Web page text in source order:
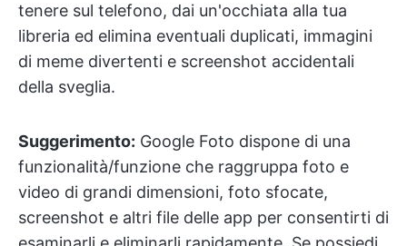
tenere sul telefono, dai un'occhiata alla tua
libreria ed elimina eventuali duplicati, immagini
di meme divertenti e screenshot accidentali
della sveglia.
Suggerimento: Google Foto dispone di una
funzionalità/funzione che raggruppa foto e
video di grandi dimensioni, foto sfocate,
screenshot e altri file delle app per consentirti di